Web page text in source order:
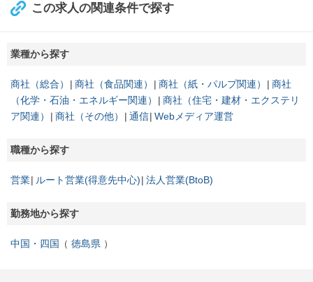
この求人の関連条件で探す
業種から探す
商社（総合） 商社（食品関連） 商社（紙・パルプ関連）
商社
（化学・石油・エネルギー関連）
商社（住宅・建材・エクステリ
ア関連）
商社（その他） 通信 Webメディア運営
職種から探す
営業 ルート営業(得意先中心) 法人営業(BtoB)
勤務地から探す
中国・四国 徳島県